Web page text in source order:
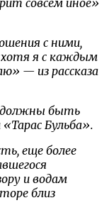
с ними,
хотя я с каждым
— из рассказа
должны быть
Бульба».
еще более
и водам
близ